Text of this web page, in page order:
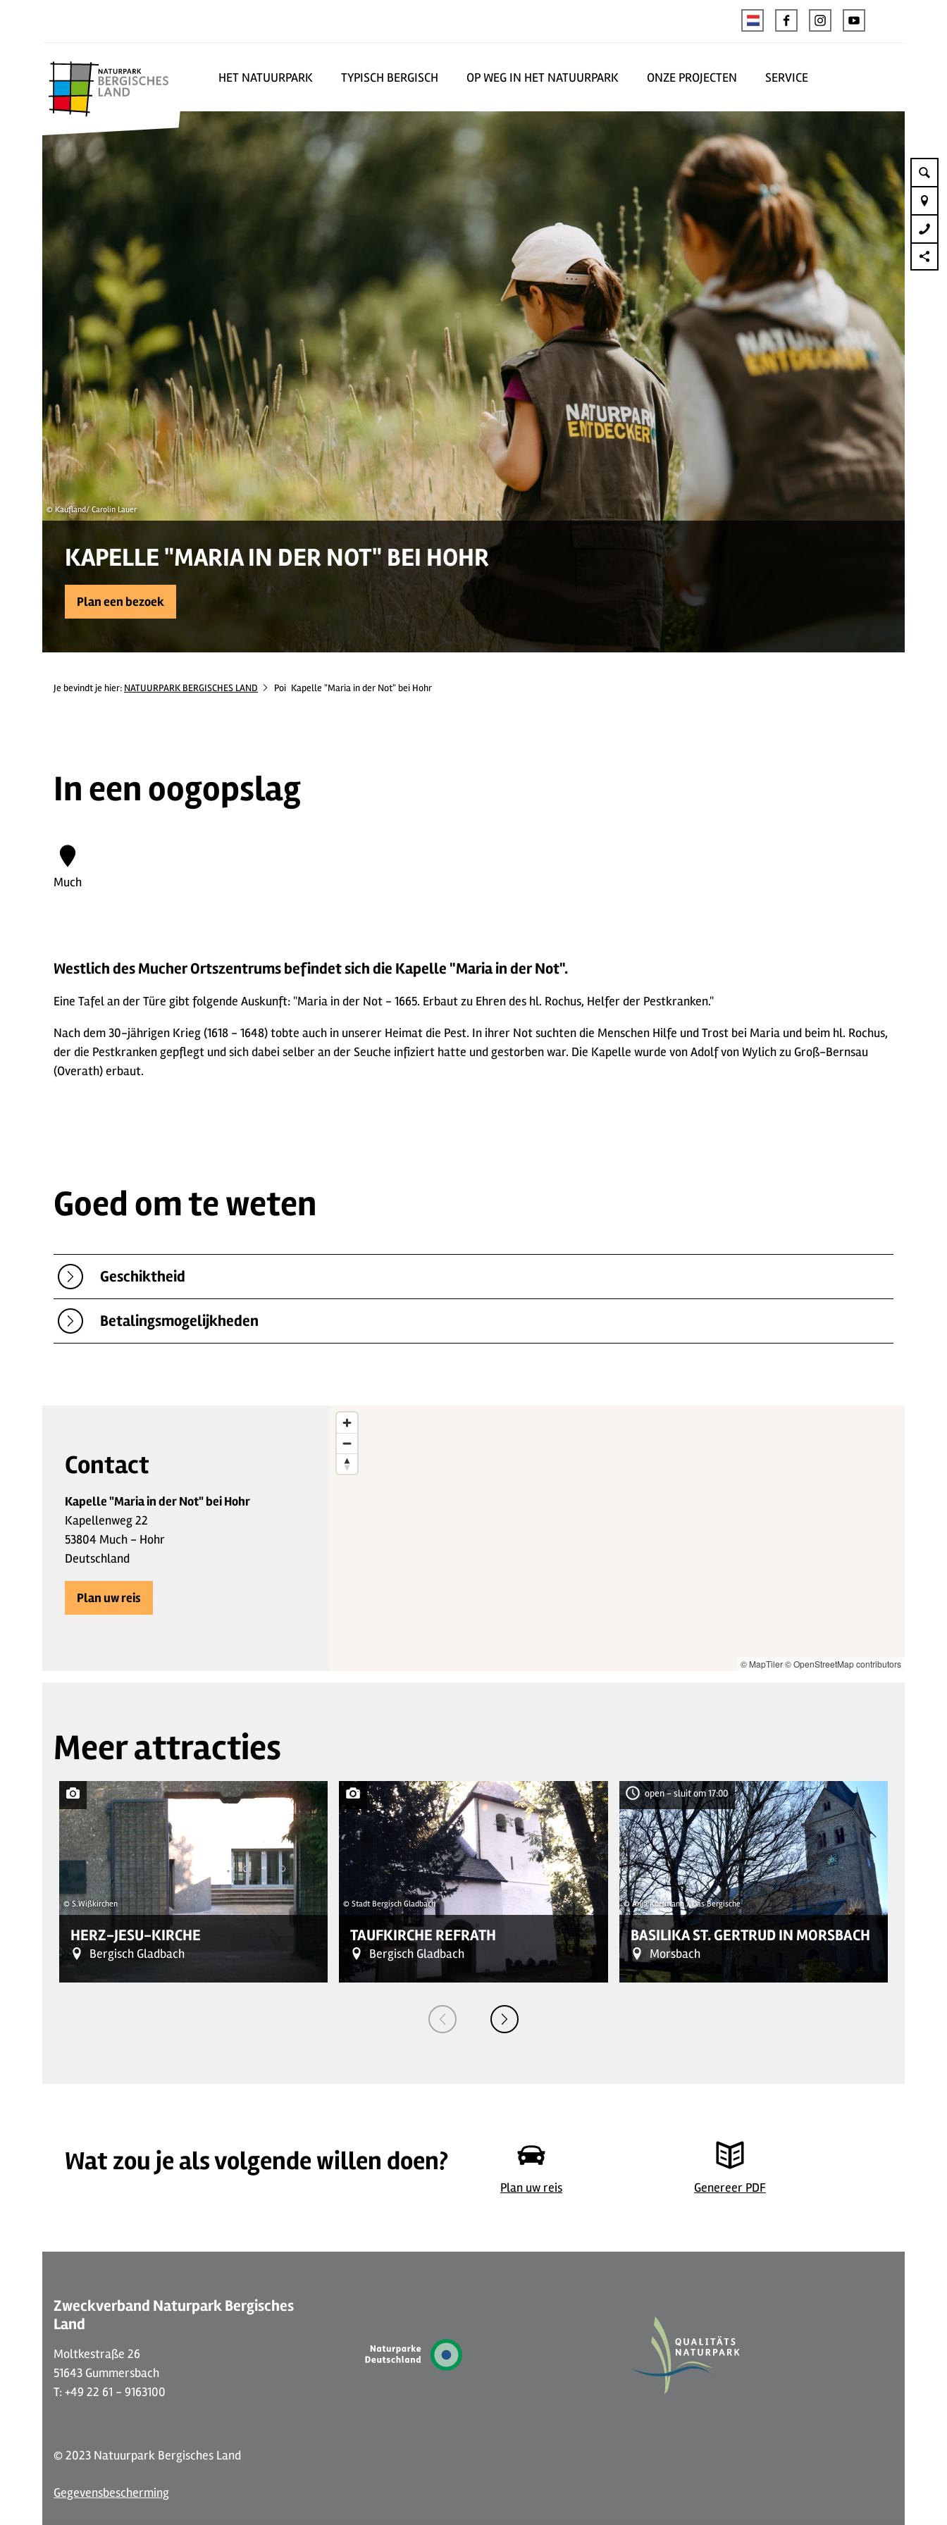
HET NATUURPARK TYPISCH BERGISCH OP WEG IN HET NATUURPARK ONZE PROJECTEN SERVICE
© Kaufland/ Carolin Lauer
KAPELLE "MARIA IN DER NOT" BEI HOHR
Plan een bezoek
Je bevindt je hier: NATUURPARK BERGISCHES LAND Poi Kapelle "Maria in der Not" bei Hohr
In een oogopslag
Much
Westlich des Mucher Ortszentrums befindet sich die Kapelle "Maria in der Not".
Eine Tafel an der Türe gibt folgende Auskunft: "Maria in der Not - 1665. Erbaut zu Ehren des hl. Rochus, Helfer der Pestkranken."
Nach dem 30-jährigen Krieg (1618 - 1648) tobte auch in unserer Heimat die Pest. In ihrer Not suchten die Menschen Hilfe und Trost bei Maria und beim hl. Rochus,
der die Pestkranken gepflegt und sich dabei selber an der Seuche infiziert hatte und gestorben war. Die Kapelle wurde von Adolf von Wylich zu Groß-Bernsau
(Overath) erbaut.
Goed om te weten
Geschiktheid
Betalingsmogelijkheden
Contact
Kapelle "Maria in der Not" bei Hohr
Kapellenweg 22
53804 Much - Hohr
Deutschland
Plan uw reis
© MapTiler© OpenStreetMap contributors
Meer attracties
© S.Wißkirchen
HERZ-JESU-KIRCHE
Bergisch Gladbach
© S.Wißkirchen
© Stadt Bergisch Gladbach
TAUFKIRCHE REFRATH
Bergisch Gladbach
© Stadt Bergisch Gladbach
open - sluit om 17:00
© Anja Kortmann / Das Bergische
BASILIKA ST. GERTRUD IN MORSBACH
Morsbach
Wat zou je als volgende willen doen?
Plan uw reis Genereer PDF
Zweckverband Naturpark Bergisches
Land
Moltkestraße 26
51643 Gummersbach
T: +49 22 61 - 9163100
© 2023 Natuurpark Bergisches Land
Gegevensbescherming